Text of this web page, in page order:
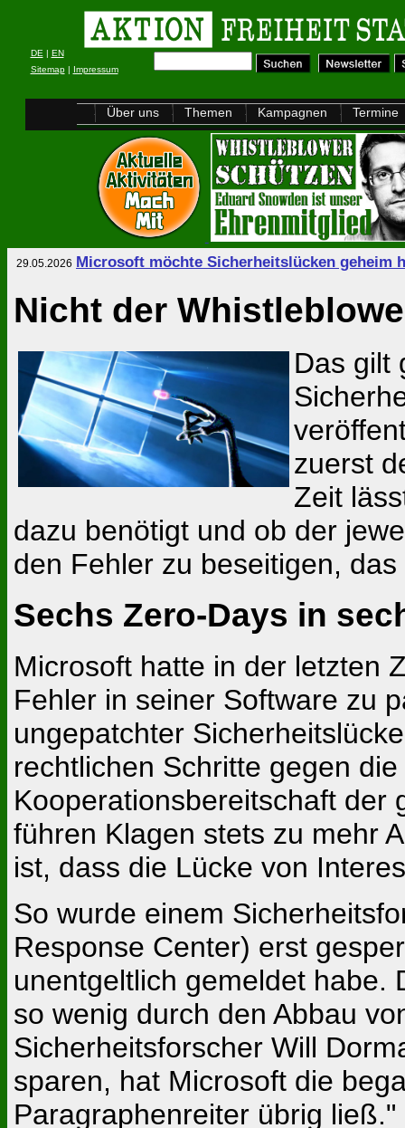
DE | EN
Sitemap| Impressum
Über uns Themen Kampagnen Termine
29.05.2026 Microsoft möchte Sicherheitslücken geheim
Nicht der
Das gilt
zuerst
Zeit
dazu benötigt und ob der
den Fehler zu beseitigen,
Sechs Zero-Days in
Microsoft hatte in der letzten
Fehler in seiner Software zu
ungepatchter
rechtlichen Schritte gegen
Kooperationsbereitschaft der
führen Klagen stets zu mehr
ist, dass die Lücke von
So wurde einem
Response Center) erst
unentgeltlich gemeldet habe.
so wenig durch den Abbau
Sicherheitsforscher Will
sparen, hat Microsoft die
Paragraphenreiter übrig ließ."